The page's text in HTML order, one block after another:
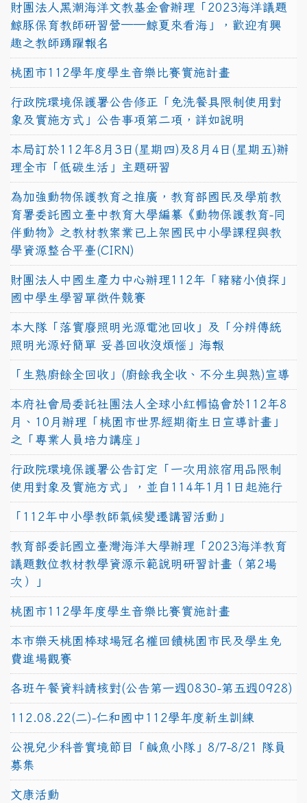
財團法人黑潮海洋文教基金會辦理「2023海洋議題
鯨豚保育教師研習營──鯨夏來看海」，歡迎有興
趣之教師踴躍報名
桃園市112學年度學生音樂比賽實施計畫
行政院環境保護署公告修正「免洗餐具限制使用對
象及實施方式」公告事項第二項，詳如說明
本局訂於112年8月3日(星期四)及8月4日(星期五)辦
理全市「低碳生活」主題研習
為加強動物保護教育之推廣，教育部國民及學前教
育署委託國立臺中教育大學編纂《動物保護教育-同
伴動物》之教材教案業已上架國民中小學課程與教
學資源整合平臺(CIRN)
財團法人中國生產力中心辦理112年「豬豬小偵探」
國中學生學習單徵件競賽
本大隊「落實廢照明光源電池回收」及「分辨傳統
照明光源好簡單 妥善回收沒煩惱」海報
「生熟廚餘全回收」(廚餘我全收、不分生與熟)宣導
本府社會局委託社團法人全球小紅帽協會於112年8
月、10月辦理「桃園市世界經期衛生日宣導計畫」
之「專業人員培力講座」
行政院環境保護署公告訂定「一次用旅宿用品限制
使用對象及實施方式」，並自114年1月1日起施行
「112年中小學教師氣候變遷講習活動」
教育部委託國立臺灣海洋大學辦理「2023海洋教育
議題數位教材教學資源示範說明研習計畫（第2場
次）」
桃園市112學年度學生音樂比賽實施計畫
本市樂天桃園棒球場冠名權回饋桃園市民及學生免
費進場觀賽
各班午餐資料請核對(公告第一週0830-第五週0928)
112.08.22(二)-仁和國中112學年度新生訓練
公視兒少科普實境節目「鹹魚小隊」8/7-8/21 隊員
募集
文康活動